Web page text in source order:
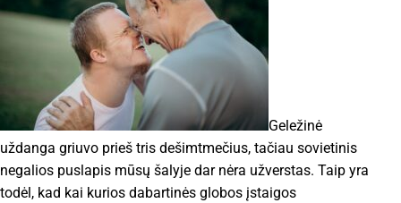
Geležinė
uždanga griuvo prieš tris dešimtmečius, tačiau sovietinis
negalios puslapis mūsų šalyje dar nėra užverstas. Taip yra
todėl, kad kai kurios dabartinės globos įstaigos